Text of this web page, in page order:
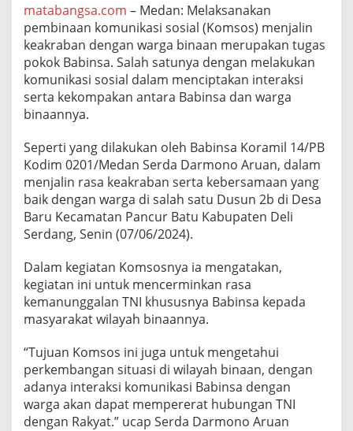
r
a
m
l
1
4
S
e
r
a
D
a
m
n
o
A
u
n
j
u
g
matabangsa.com – Medan: Melaksanakan
pembinaan komunikasi sosial (Komsos) menjalin
keakraban dengan warga binaan merupakan tugas
pokok Babinsa. Salah satunya dengan melakukan
komunikasi sosial dalam menciptakan interaksi
serta kekompakan antara Babinsa dan warga
binaannya.
Seperti yang dilakukan oleh Babinsa Koramil 14/PB
Kodim 0201/Medan Serda Darmono Aruan, dalam
menjalin rasa keakraban serta kebersamaan yang
baik dengan warga di salah satu Dusun 2b di Desa
Baru Kecamatan Pancur Batu Kabupaten Deli
Serdang, Senin (07/06/2024).
Dalam kegiatan Komsosnya ia mengatakan,
kegiatan ini untuk mencerminkan rasa
kemanunggalan TNI khususnya Babinsa kepada
masyarakat wilayah binaannya.
“Tujuan Komsos ini juga untuk mengetahui
perkembangan situasi di wilayah binaan, dengan
adanya interaksi komunikasi Babinsa dengan
warga akan dapat mempererat hubungan TNI
dengan Rakyat.” ucap Serda Darmono Aruan